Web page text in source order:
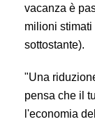
vacanza è
milioni
sottostante).
"Una
pensa che il
l'economia